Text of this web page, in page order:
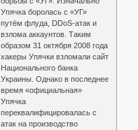
Упячка боролась с «УГ»
путём флуда, DDoS-атак и
взлома аккаунтов. Таким
образом 31 октября 2008 года
хакеры Упячки взломали сайт
Национального банка
Украины. Однако в последнее
время «официальная»
Упячка
переквалифицировалась с
атак на производство